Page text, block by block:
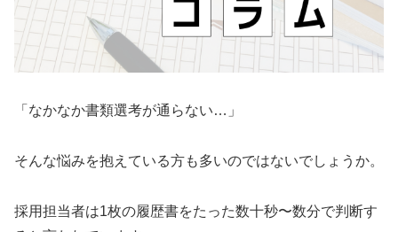
「なかなか書類選考が通らない…」
そんな悩みを抱えている方も多いのではないでしょうか。
採用担当者は1枚の履歴書をたった数十秒〜数分で判断す